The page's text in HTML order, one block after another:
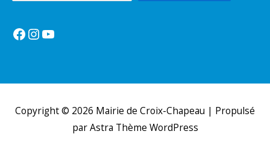
Facebook
Instagram
YouTube
Copyright © 2026 Mairie de Croix-Chapeau | Propulsé
parAstra Thème WordPress